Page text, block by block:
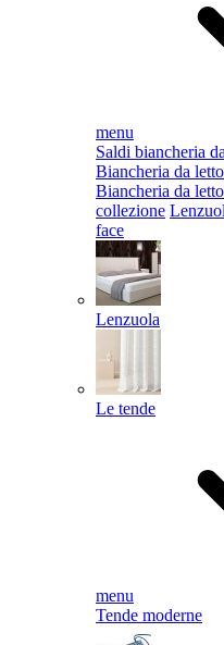
menu
Saldi biancheria
Biancheria da
Biancheria da
collezione
face
Lenzuola
Le tende
menu
Tende moderne